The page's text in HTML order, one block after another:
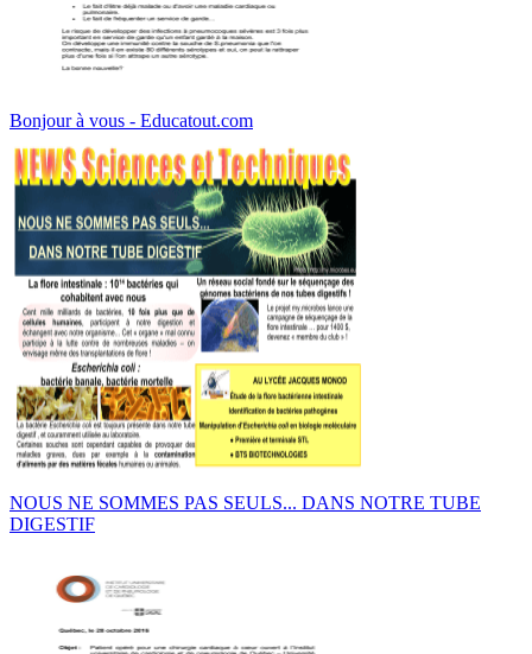
Bonjour à vous - Educatout.com
NOUS NE SOMMES PAS SEULS... DANS NOTRE TUBE
DIGESTIF